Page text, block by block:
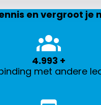
en vergroot je
met andere
5.000 +